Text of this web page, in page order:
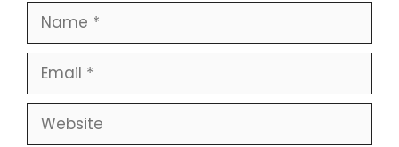
Name
Email
Website